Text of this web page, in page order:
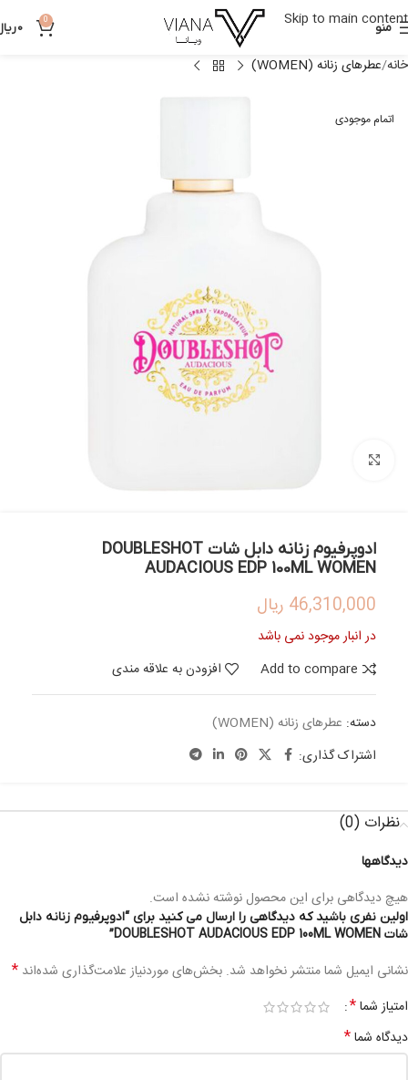
Skip to main content
منو 0
0
خانه عطرهای زنانه (WOMEN)
اتمام موجودی
ادوپرفیوم زنانه دابل شات DOUBLESHOT
AUDACIOUS EDP 100ML WOMEN
46,310,000 ریال
در انبار موجود نمی باشد
Add to compare
افزودن به علاقه مندی
دسته: عطرهای زنانه (WOMEN)
اشتراک گذاری:
نظرات (0)
دیدگاهها
هیچ دیدگاهی برای این محصول نوشته نشده است.
اولین نفری باشید که دیدگاهی را ارسال می کنید برای “ادوپرفیوم زنانه دابل
شات DOUBLESHOT AUDACIOUS EDP 100ML WOMEN”
نشانی ایمیل شما منتشر نخواهد شد. بخش‌های موردنیاز علامت‌گذاری شده‌اند *
امتیاز شما*
دیدگاه شما*